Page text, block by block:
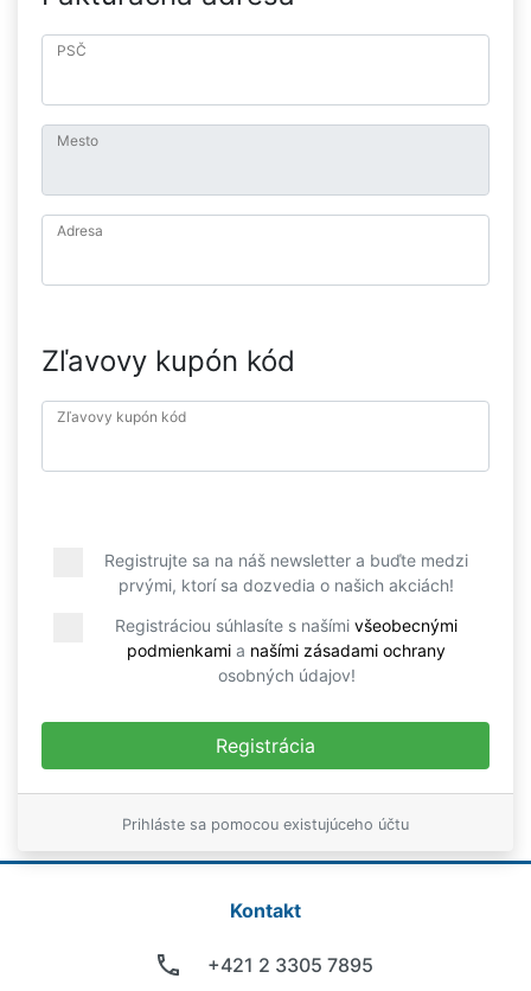
PSČ
Mesto
Adresa
Zľavovy kupón kód
Zľavovy kupón kód
Registrujte sa na náš newsletter a buďte medzi
prvými, ktorí sa dozvedia o našich akciách!
Registráciou súhlasíte s našími všeobecnými
podmienkami a našími zásadami ochrany
osobných údajov!
Prihláste sa pomocou existujúceho účtu
Kontakt
+421 2 3305 7895